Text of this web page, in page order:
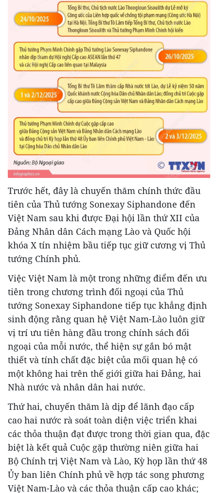
Trước hết, đây là chuyến thăm chính thức đầu
tiên của Thủ tướng Sonexay Siphandone đến
Việt Nam sau khi được Đại hội lần thứ XII của
Đảng Nhân dân Cách mạng Lào và Quốc hội
khóa X tín nhiệm bầu tiếp tục giữ cương vị Thủ
tướng Chính phủ.
Việc Việt Nam là một trong những điểm đến ưu
tiên trong chương trình đối ngoại của Thủ
tướng Sonexay Siphandone tiếp tục khẳng định
sinh động rằng quan hệ Việt Nam-Lào luôn giữ
vị trí ưu tiên hàng đầu trong chính sách đối
ngoại của mỗi nước, thể hiện sự gắn bó mật
thiết và tính chất đặc biệt của mối quan hệ có
một không hai trên thế giới giữa hai Đảng, hai
Nhà nước và nhân dân hai nước.
Thứ hai, chuyến thăm là dịp để lãnh đạo cấp
cao hai nước rà soát toàn diện việc triển khai
các thỏa thuận đạt được trong thời gian qua, đặc
biệt là kết quả Cuộc gặp thường niên giữa hai
Bộ Chính trị Việt Nam và Lào, Kỳ họp lần thứ 48
Ủy ban liên Chính phủ về hợp tác song phương
Việt Nam-Lào và các thỏa thuận cấp cao khác;